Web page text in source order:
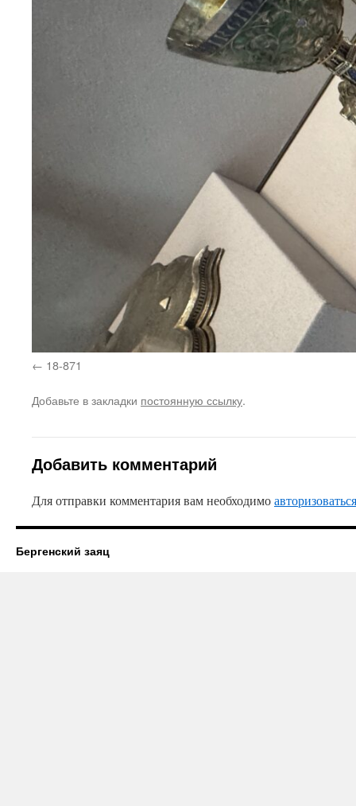
18-871
Добавьте в закладки постоянную ссылку.
Добавить комментарий
Для отправки комментария вам необходимоавторизоваться
Бергенский заяц